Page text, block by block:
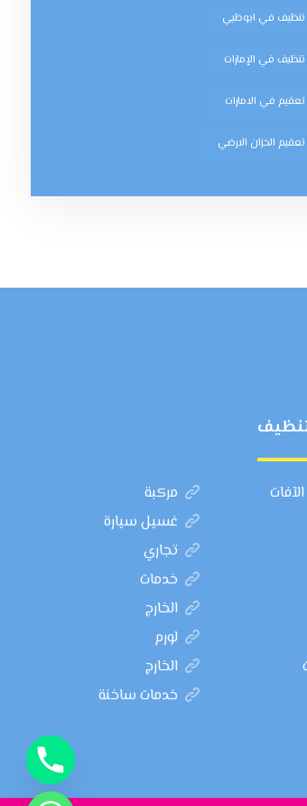
في ابوظبي
في الإمارات
في الامارات
الخزان الارضي
مركبة
غسيل سيارة
تجاري
خدمات
الخارج
لورم
الخارج
خدمات ساخنة